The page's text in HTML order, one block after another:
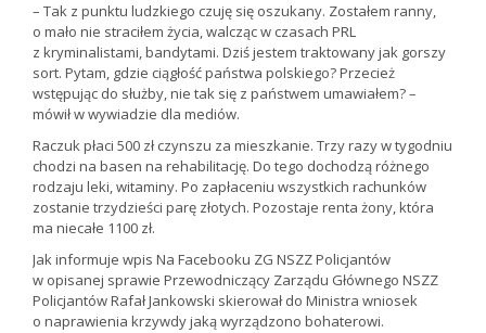
– Tak z punktu ludzkiego czuję się oszukany. Zostałem ranny,
o mało nie straciłem życia, walcząc w czasach PRL
z kryminalistami, bandytami. Dziś jestem traktowany jak gorszy
sort. Pytam, gdzie ciągłość państwa polskiego? Przecież
wstępując do służby, nie tak się z państwem umawiałem? –
mówił w wywiadzie dla mediów.
Raczuk płaci 500 zł czynszu za mieszkanie. Trzy razy w tygodniu
chodzi na basen na rehabilitację. Do tego dochodzą różnego
rodzaju leki, witaminy. Po zapłaceniu wszystkich rachunków
zostanie trzydzieści parę złotych. Pozostaje renta żony, która
ma niecałe 1100 zł.
Jak informuje wpis Na Facebooku ZG NSZZ Policjantów
w opisanej sprawie Przewodniczący Zarządu Głównego NSZZ
Policjantów Rafał Jankowski skierował do Ministra wniosek
o naprawienia krzywdy jaką wyrządzono bohaterowi.